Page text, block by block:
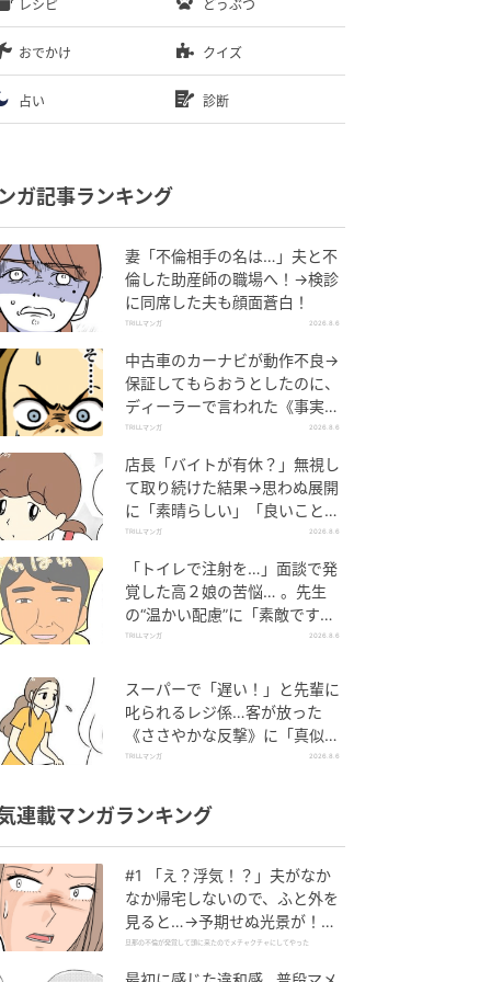
レシピ どうぶつ
おでかけ クイズ
占い 診断
ガ記事ランキング
妻「不倫相手の名は…」夫と不
倫した助産師の職場へ！→検診
に同席した夫も顔面蒼白！
TRILLマンガ 2026.8.6
中古車のカーナビが動作不良→
保証してもらおうとしたのに、
ディーラーで言われた《事実》
に唖然…
TRILLマンガ 2026.8.6
店長「バイトが有休？」無視し
て取り続けた結果→思わぬ展開
に「素晴らしい」「良いことし
ましたね」
TRILLマンガ 2026.8.6
「トイレで注射を…」面談で発
覚した高２娘の苦悩… 。先生
の“温かい配慮”に「素敵です
ね」「対応がいいね」
TRILLマンガ 2026.8.6
スーパーで「遅い！」と先輩に
叱られるレジ係…客が放った
《ささやかな反撃》に「真似し
たい！」「私もです」
TRILLマンガ 2026.8.6
連載マンガランキング
#1 「え？浮気！？」夫がなか
なか帰宅しないので、ふと外を
見ると…→予期せぬ光景が！｜
旦那の不倫が発覚して頭に来た
旦那の不倫が発覚して頭に来たのでメチャクチャにしてやった